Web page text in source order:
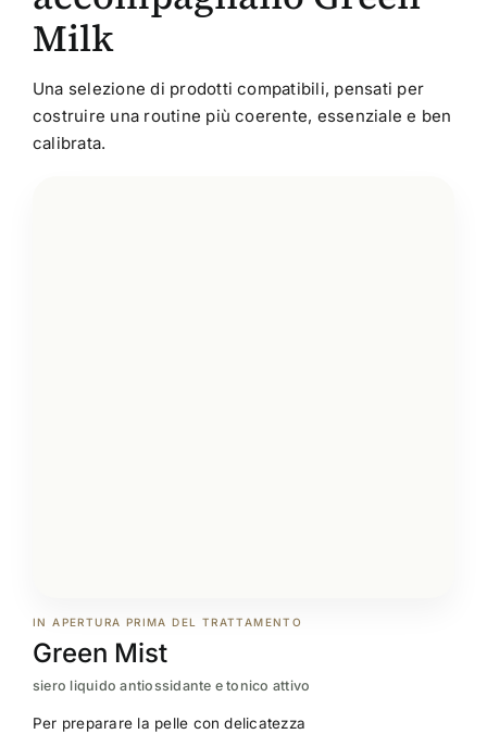
Milk
Una selezione di prodotti compatibili, pensati per
costruire una routine più coerente, essenziale e ben
calibrata.
IN APERTURA PRIMA DEL TRATTAMENTO
Green Mist
siero liquido antiossidante e tonico attivo
Per preparare la pelle con delicatezza